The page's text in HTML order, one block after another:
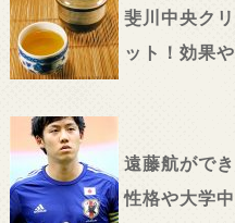
斐川中央ク
ット！効果
遠藤航がで
性格や大学